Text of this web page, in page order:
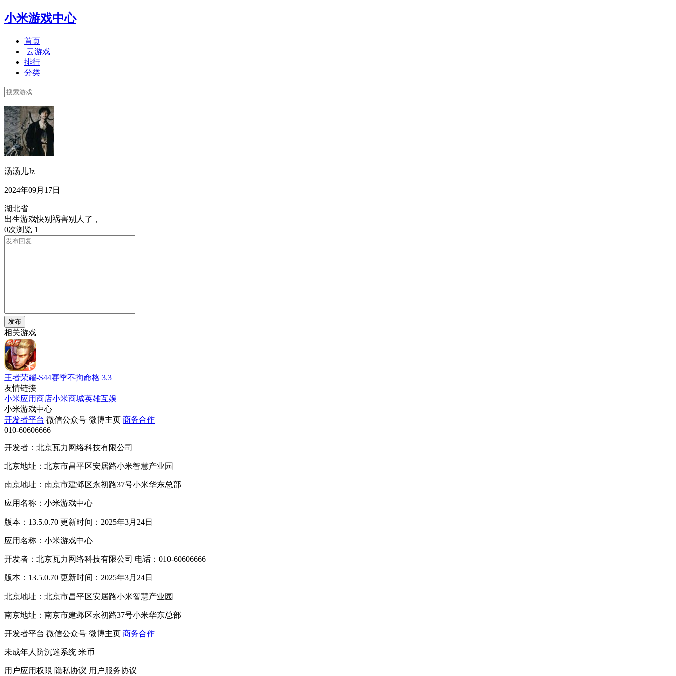
小米游戏中心
首页
云游戏
排行
分类
汤汤儿Jz
2024年09月17日
湖北省
出生游戏快别祸害别人了，
0次浏览 1
发布
相关游戏
王者荣耀-S44赛季不拘命格 3.3
友情链接
小米应用商店小米商城英雄互娱
小米游戏中心
开发者平台 微信公众号 微博主页 商务合作
010-60606666
开发者：北京瓦力网络科技有限公司
北京地址：北京市昌平区安居路小米智慧产业园
南京地址：南京市建邺区永初路37号小米华东总部
应用名称：小米游戏中心
版本：13.5.0.70 更新时间：2025年3月24日
应用名称：小米游戏中心
开发者：北京瓦力网络科技有限公司 电话：010-60606666
版本：13.5.0.70 更新时间：2025年3月24日
北京地址：北京市昌平区安居路小米智慧产业园
南京地址：南京市建邺区永初路37号小米华东总部
开发者平台 微信公众号 微博主页 商务合作
未成年人防沉迷系统 米币
用户应用权限 隐私协议 用户服务协议